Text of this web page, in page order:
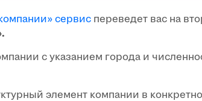
сервис переведет вас на
с указанием города и
элемент компании в